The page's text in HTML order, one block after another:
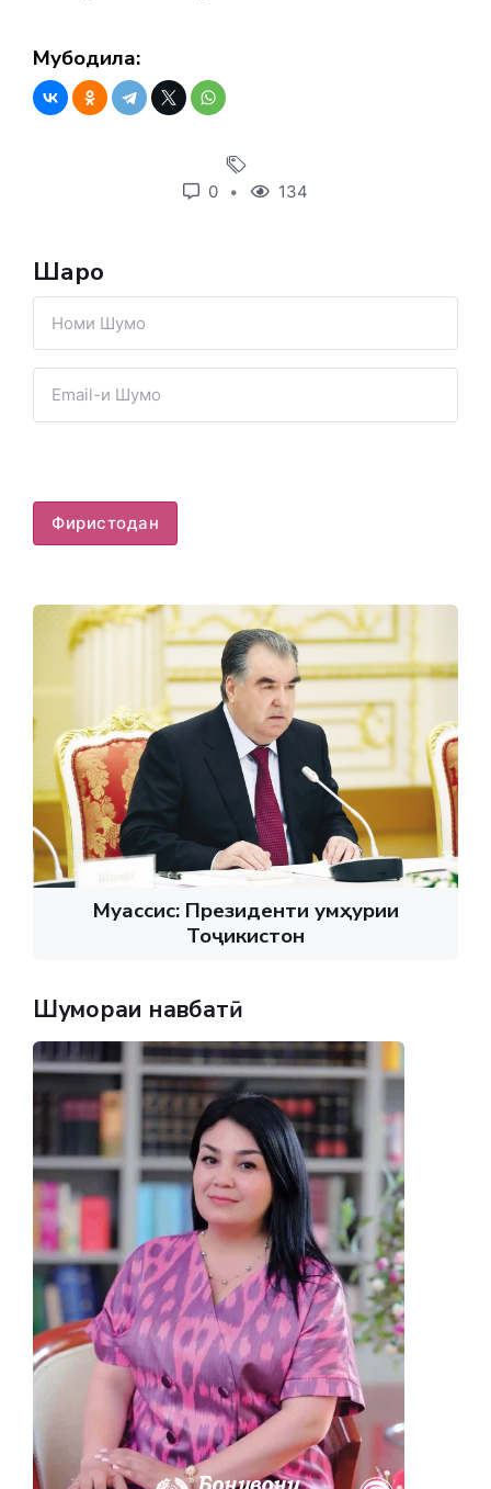
Мубодила:
0 134
Шарҳҳо
Фиристодан
Муассис: Президенти Ҷумҳурии
Тоҷикистон
Шумораи навбатӣ